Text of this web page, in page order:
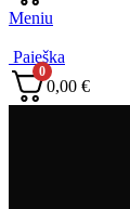
Meniu
Paieška
0
0,00 €